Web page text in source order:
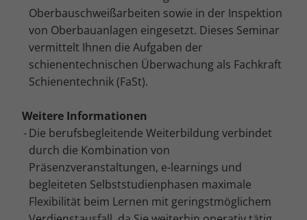
Oberbauschweißarbeiten sowie in der Inspektion
von Oberbauanlagen eingesetzt. Dieses Seminar
vermittelt Ihnen die Aufgaben der
schienentechnischen Überwachung als Fachkraft
Schienentechnik (FaSt).
Weitere Informationen
Die berufsbegleitende Weiterbildung verbindet
durch die Kombination von
Präsenzveranstaltungen, e-learnings und
begleiteten Selbststudienphasen maximale
Flexibilität beim Lernen mit geringstmöglichem
Cookie-Informationen anzeigen
Marketing (4)
Marketing-Cookies werden von Drittanbietern oder Publishern
verwendet, um personalisierte Werbung anzuzeigen. Sie tun dies, indem
sie Besucher über Websites hinweg verfolgen.
Externe Medien (5)
Inhalte von Videoplattformen und Social-Media-Plattformen werden
standardmäßig blockiert. Wenn Cookies von externen Medien akzeptiert
werden, bedarf der Zugriff auf diese Inhalte keiner manuellen
Einwilligung mehr.
Cookie-Informationen anzeigen